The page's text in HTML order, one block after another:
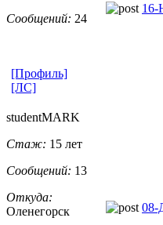
Сообщений: 24
16-
[Профиль]
[ЛС]
studentMARK
Стаж: 15 лет
Сообщений: 13
Откуда:
Оленегорск
08-